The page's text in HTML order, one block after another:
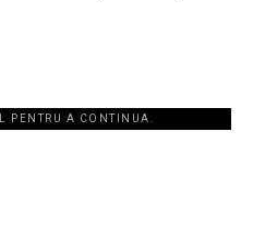
PENTRU A CONTINUA.